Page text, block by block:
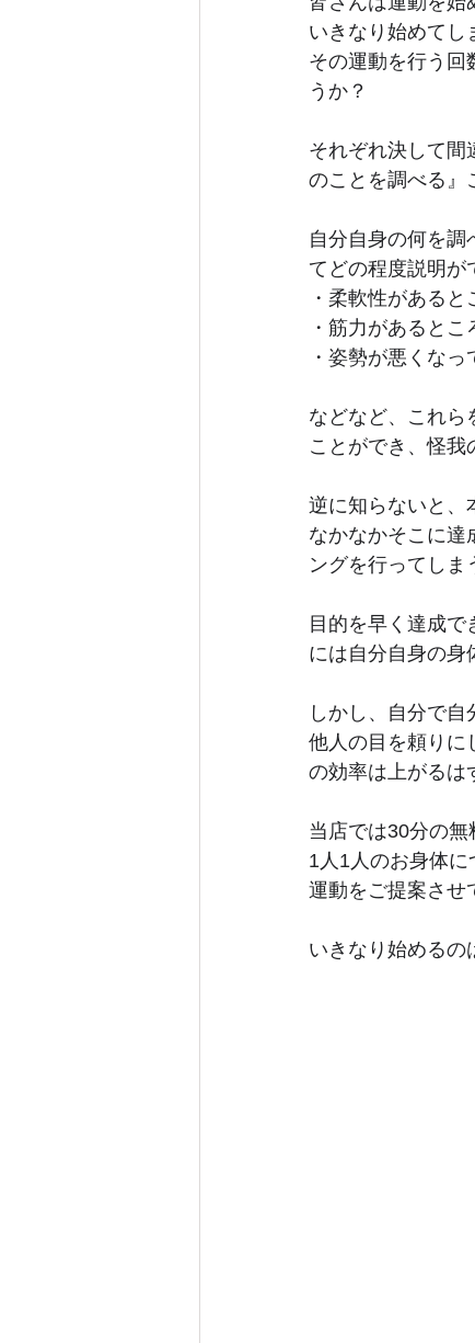
いきなり始めてし
その運動を行う回
うか？
それぞれ決して間
のことを調べる』
自分自身の何を調
てどの程度説明が
・柔軟性がある
・筋力があるとこ
・姿勢が悪くな
などなど、これら
ことができ、怪
逆に知らないと、
なかなかそこに達
ングを行ってしま
目的を早く達成
には自分自身の身
しかし、自分で自
他人の目を頼りに
の効率は上がるは
当店では30分の
1人1人のお身体
運動をご提案させ
いきなり始めるの